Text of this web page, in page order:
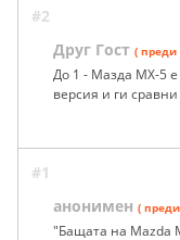
#2
Друг Гост ( преди
До 1 - Мазда МХ-5 е
версия и ги сравни
#1
анонимен (
"Бащата на Mazda